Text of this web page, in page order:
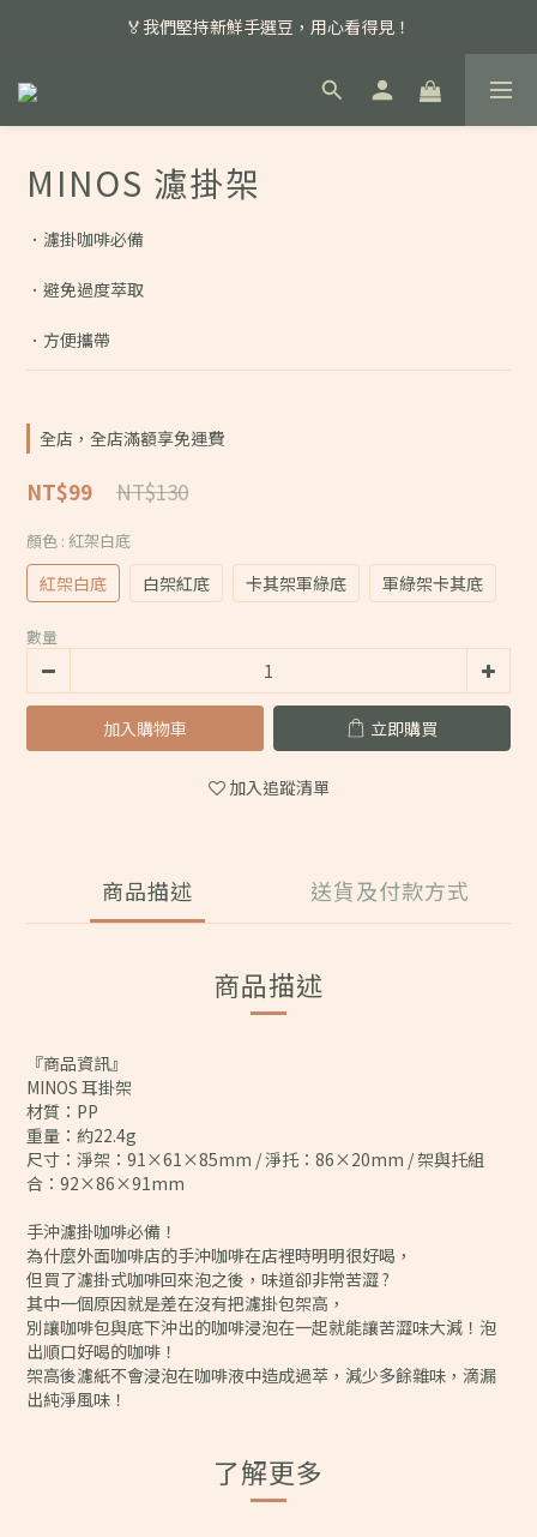
📣 本月主打特殊處理咖啡豆，任選超優惠！
🏅我們堅持新鮮手選豆，用心看得見！
📣 📣 新加入會員即享百元購物金，消費滿額再享免運費！
MINOS 濾掛架
．濾掛咖啡必備
．避免過度萃取
．方便攜帶
全店，全店滿額享免運費
NT$130
NT$99
顏色 : 紅架白底
紅架白底 白架紅底 卡其架軍綠底 軍綠架卡其底
數量
加入購物車 立即購買
加入追蹤清單
商品描述 送貨及付款方式
商品描述
『商品資訊』
MINOS 耳掛架
材質：PP
重量：約22.4g
尺寸：淨架：91×61×85mm / 淨托：86×20mm / 架與托組
合：92×86×91mm
手沖濾掛咖啡必備！
為什麼外面咖啡店的手沖咖啡在店裡時明明很好喝，
但買了濾掛式咖啡回來泡之後，味道卻非常苦澀 ?
其中一個原因就是差在沒有把濾掛包架高，
別讓咖啡包與底下沖出的咖啡浸泡在一起就能讓苦澀味大減！泡
出順口好喝的咖啡！
架高後濾紙不會浸泡在咖啡液中造成過萃，減少多餘雜味，滴漏
出純淨風味！
了解更多